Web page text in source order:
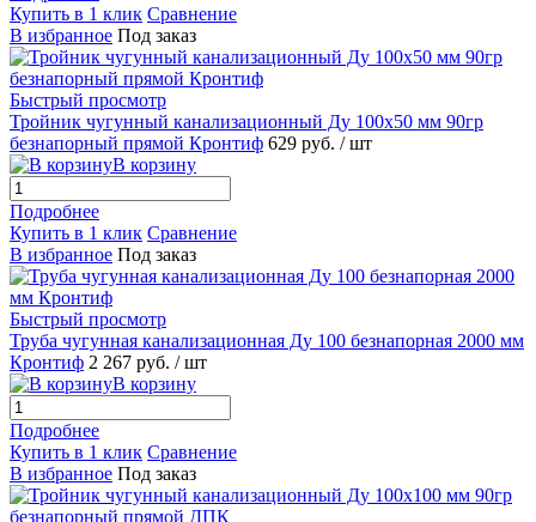
Купить в 1 клик Сравнение
В избранное Под заказ
Быстрый просмотр
Тройник чугунный канализационный Ду 100х50 мм 90гр
безнапорный прямой Кронтиф 629 руб. / шт
В корзину
Подробнее
Купить в 1 клик Сравнение
В избранное Под заказ
Быстрый просмотр
Труба чугунная канализационная Ду 100 безнапорная 2000 мм
Кронтиф 2 267 руб. / шт
В корзину
Подробнее
Купить в 1 клик Сравнение
В избранное Под заказ